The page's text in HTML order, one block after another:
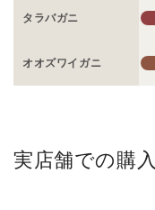
タラバガニ
オオズワイガニ
実店舗での購入